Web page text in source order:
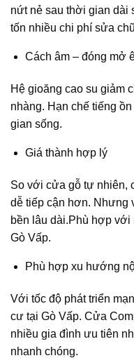
nứt nẻ sau thời gian dài
tốn nhiều chi phí sửa
Cách âm – đóng mở
Hệ gioăng cao su giảm
nhàng. Hạn chế tiếng
gian sống.
Giá thành hợp lý
So với cửa gỗ tự nhiên,
dễ tiếp cận hơn. Nhưng
bền lâu dài.Phù hợp với
Gò Vấp.
Phù hợp xu hướng
Với tốc độ phát triển
cư tại Gò Vấp. Cửa
nhiều gia đình ưu tiên
nhanh chóng.